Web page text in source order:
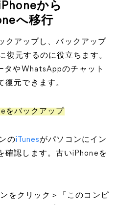
から
へ移行
クアップし、バックアップ
復元するのに役立ちます。
タやWhatsAppのチャット
復元できます。
をバックアップ
のiTunesがパソコンにイン
確認します。古いiPhoneを
をクリック＞「このコンピ